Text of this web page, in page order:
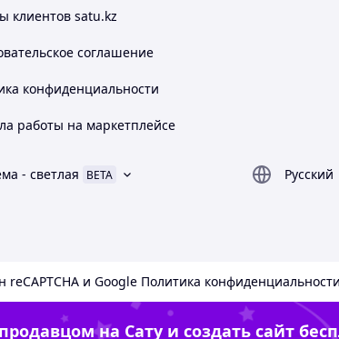
клиентов satu.kz
соглашение
конфиденциальности
работы на маркетплейсе
- светлая BETA
Русский
и Google Политика конфиденциальности
на Сату и создать сайт